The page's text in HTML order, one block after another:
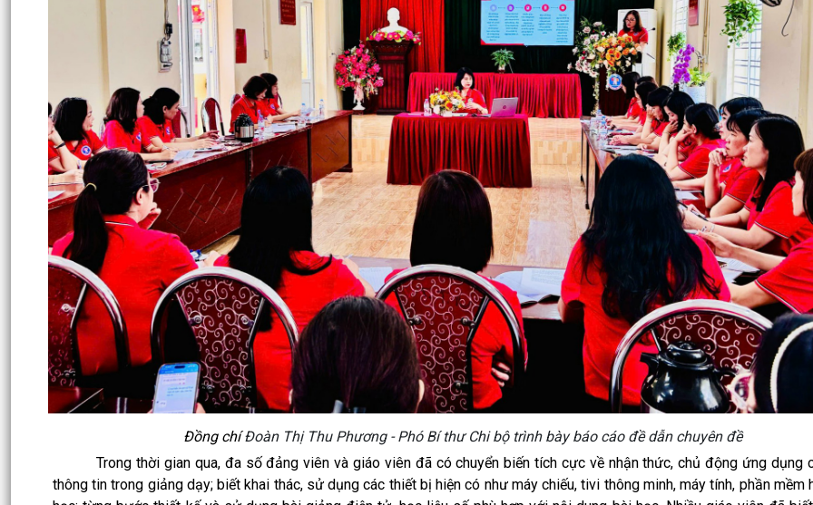
Đồng chíĐoàn Thị Thu Phương - Phó Bí thư Chi bộ trình bày báo cáo đề dẫn chuyên đề
Trong thời gian qua, đa số đảng viên và giáo viên đã có chuyển biến tích cực về nhận thức, chủ động ứng dụng
thông tin trong giảng dạy; biết khai thác, sử dụng các thiết bị hiện có như máy chiếu, tivi thông minh, máy tính, phần mềm